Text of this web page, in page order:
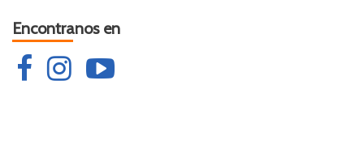
Encontranos en